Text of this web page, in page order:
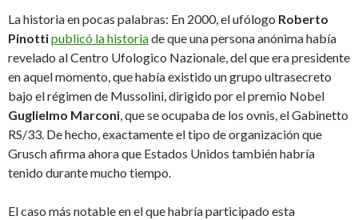
La historia en pocas palabras: En 2000, el ufólogo Roberto
Pinottipublicó la historiade que una persona anónima había
revelado al Centro Ufologico Nazionale, del que era presidente
en aquel momento, que había existido un grupo ultrasecreto
bajo el régimen de Mussolini, dirigido por el premio Nobel
Guglielmo Marconi, que se ocupaba de los ovnis, el Gabinetto
RS/33. De hecho, exactamente el tipo de organización que
Grusch afirma ahora que Estados Unidos también habría
tenido durante mucho tiempo.
El caso más notable en el que habría participado esta